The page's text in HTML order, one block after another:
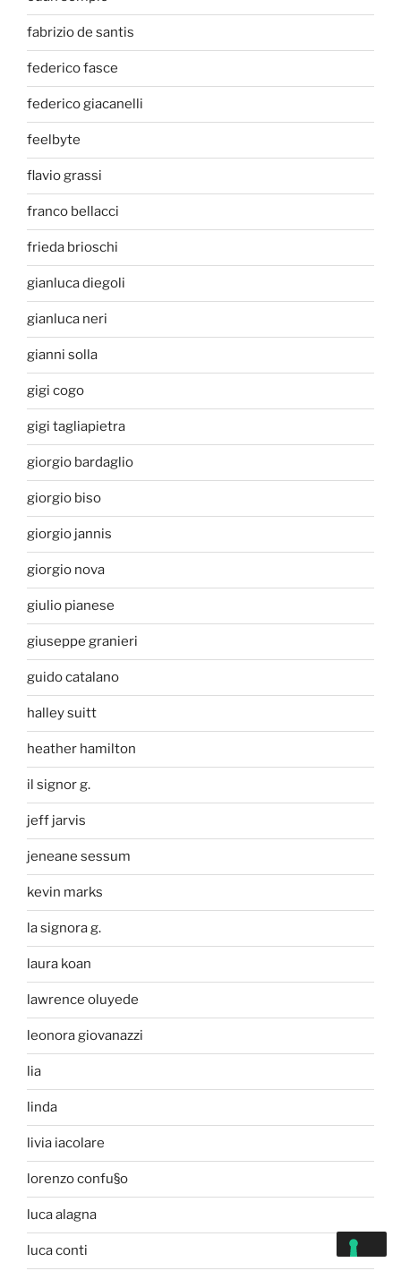
fabrizio de santis
federico fasce
federico giacanelli
feelbyte
flavio grassi
franco bellacci
frieda brioschi
gianluca diegoli
gianluca neri
gianni solla
gigi cogo
gigi tagliapietra
giorgio bardaglio
giorgio biso
giorgio jannis
giorgio nova
giulio pianese
giuseppe granieri
guido catalano
halley suitt
heather hamilton
il signor g.
jeff jarvis
jeneane sessum
kevin marks
la signora g.
laura koan
lawrence oluyede
leonora giovanazzi
lia
linda
livia iacolare
lorenzo confu§o
luca alagna
luca conti